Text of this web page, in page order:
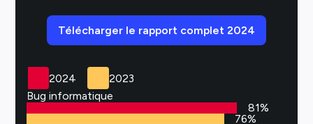
Télécharger le rapport complet 2024
2024
2023
Bug informatique
81%
76%